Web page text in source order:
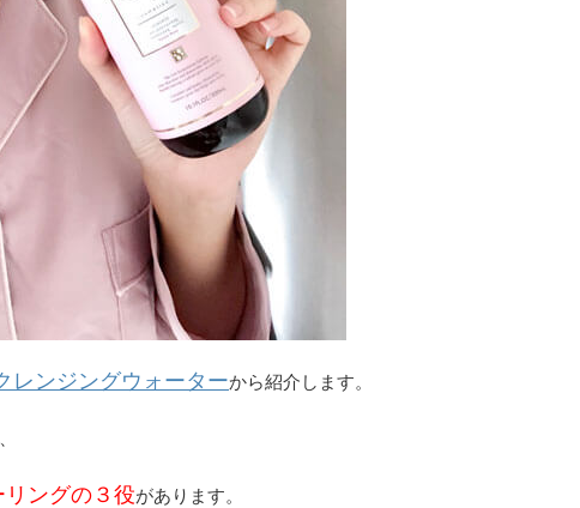
レンジングウォーターから紹介します。
ングの３役があります。